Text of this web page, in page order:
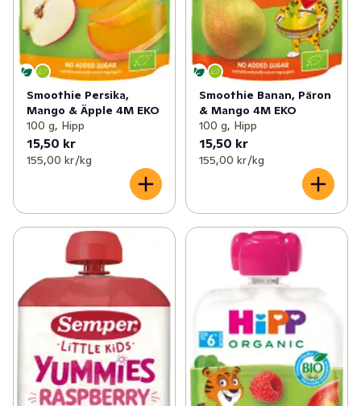
Smoothie Persika,
Mango & Äpple 4M EKO
100 g, Hipp
15,50 kr
155,00 kr /kg
Smoothie Banan, Päron
& Mango 4M EKO
100 g, Hipp
15,50 kr
155,00 kr /kg